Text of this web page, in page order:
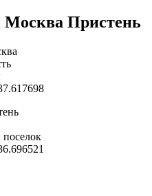
Москва Пристень
поселок